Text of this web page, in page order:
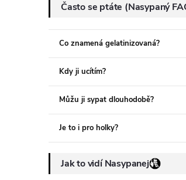
Často se ptáte (Nasypaný
Co znamená gelatinizovaná?
Kdy ji ucítím?
Můžu ji sypat dlouhodobě?
Je to i pro holky?
Jak to vidí Nasypanej